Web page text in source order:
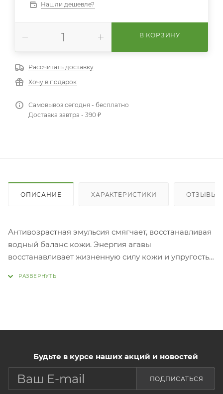
Нашли дешевле?
В КОРЗИНУ
Рассчитать доставку
Хочу в подарок
Самовывоз сегодня - бесплатно
Доставка завтра - 390 ₽
ОПИСАНИЕ ХАРАКТЕРИСТИКИ ОТЗЫВЫ
Антивозрастная эмульсия смягчает, восстанавливая
водный баланс кожи. Энергия агавы
восстанавливает жизненную силу кожи и упругость.
тонера, надавите на дозатор 1-2 раза, мягко
Будьте в курсе наших акций и новостей
ПОДПИСАТЬСЯ